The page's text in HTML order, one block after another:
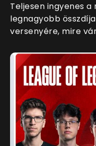
Teljesen ingyenes
legnagyobb
versenyére, mire